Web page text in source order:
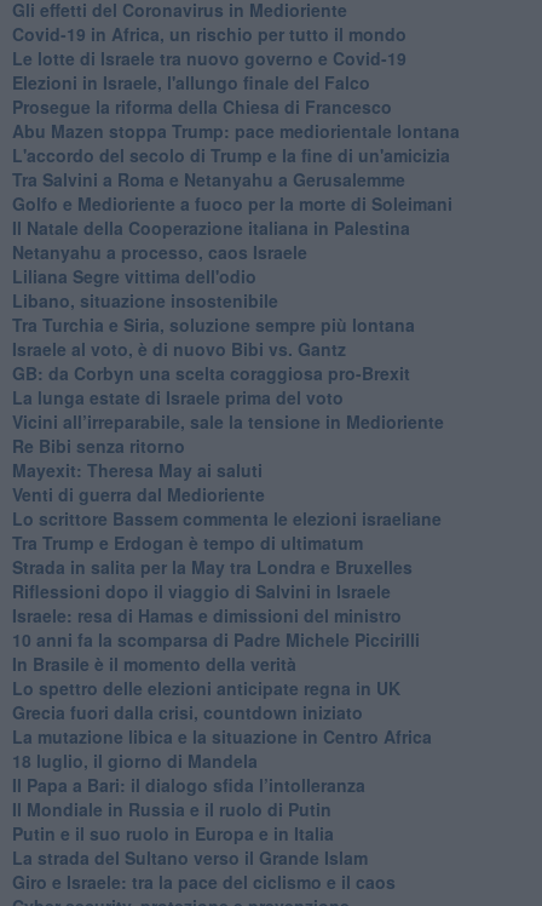
Gli effetti del Coronavirus in Medioriente
Covid-19 in Africa, un rischio per tutto il mondo
Le lotte di Israele tra nuovo governo e Covid-19
Elezioni in Israele, l'allungo finale del Falco
Prosegue la riforma della Chiesa di Francesco
Abu Mazen stoppa Trump: pace mediorientale lontana
L'accordo del secolo di Trump e la fine di un'amicizia
Tra Salvini a Roma e Netanyahu a Gerusalemme
Golfo e Medioriente a fuoco per la morte di Soleimani
Il Natale della Cooperazione italiana in Palestina
Netanyahu a processo, caos Israele
Liliana Segre vittima dell'odio
Libano, situazione insostenibile
Tra Turchia e Siria, soluzione sempre più lontana
Israele al voto, è di nuovo Bibi vs. Gantz
GB: da Corbyn una scelta coraggiosa pro-Brexit
La lunga estate di Israele prima del voto
Vicini all’irreparabile, sale la tensione in Medioriente
Re Bibi senza ritorno
Mayexit: Theresa May ai saluti
Venti di guerra dal Medioriente
Lo scrittore Bassem commenta le elezioni israeliane
Tra Trump e Erdogan è tempo di ultimatum
Strada in salita per la May tra Londra e Bruxelles
Riflessioni dopo il viaggio di Salvini in Israele
Israele: resa di Hamas e dimissioni del ministro
10 anni fa la scomparsa di Padre Michele Piccirilli
In Brasile è il momento della verità
Lo spettro delle elezioni anticipate regna in UK
Grecia fuori dalla crisi, countdown iniziato
La mutazione libica e la situazione in Centro Africa
18 luglio, il giorno di Mandela
Il Papa a Bari: il dialogo sfida l’intolleranza
Il Mondiale in Russia e il ruolo di Putin
Putin e il suo ruolo in Europa e in Italia
La strada del Sultano verso il Grande Islam
Giro e Israele: tra la pace del ciclismo e il caos